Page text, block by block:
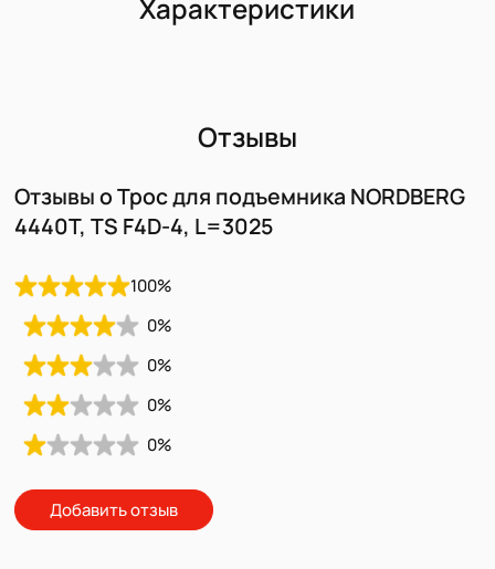
Характеристики
Отзывы
Отзывы о Трос для подъемника NORDBERG
4440T, TS F4D-4, L=3025
100%
0%
0%
0%
0%
Добавить отзыв